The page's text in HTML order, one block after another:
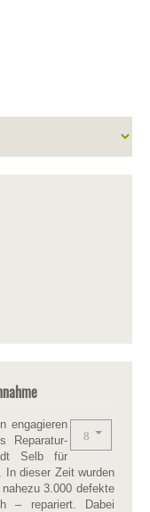
engagieren
Reparatur-
Selb für
In dieser Zeit wurden
3.000 defekte
– repariert. Dabei